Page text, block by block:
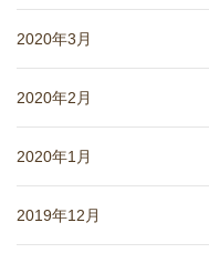
2020年3月
2020年2月
2020年1月
2019年12月